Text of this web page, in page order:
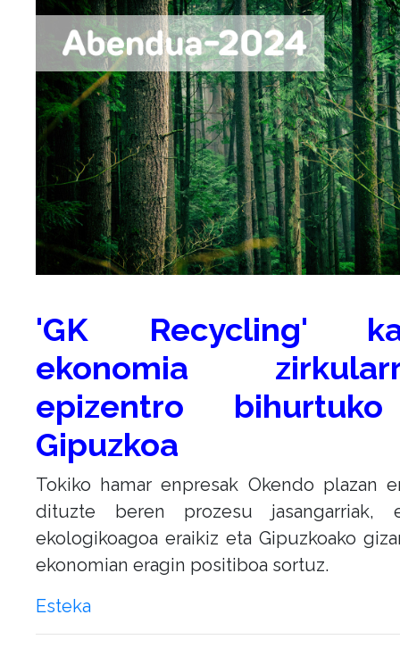
'GK Recycling'
ekonomia
epizentro
Gipuzkoa
Tokiko hamar enpresak Okendo plazan
dituzte beren prozesu jasangarriak,
ekologikoagoa eraikiz eta Gipuzkoako
ekonomian eragin positiboa sortuz.
Esteka